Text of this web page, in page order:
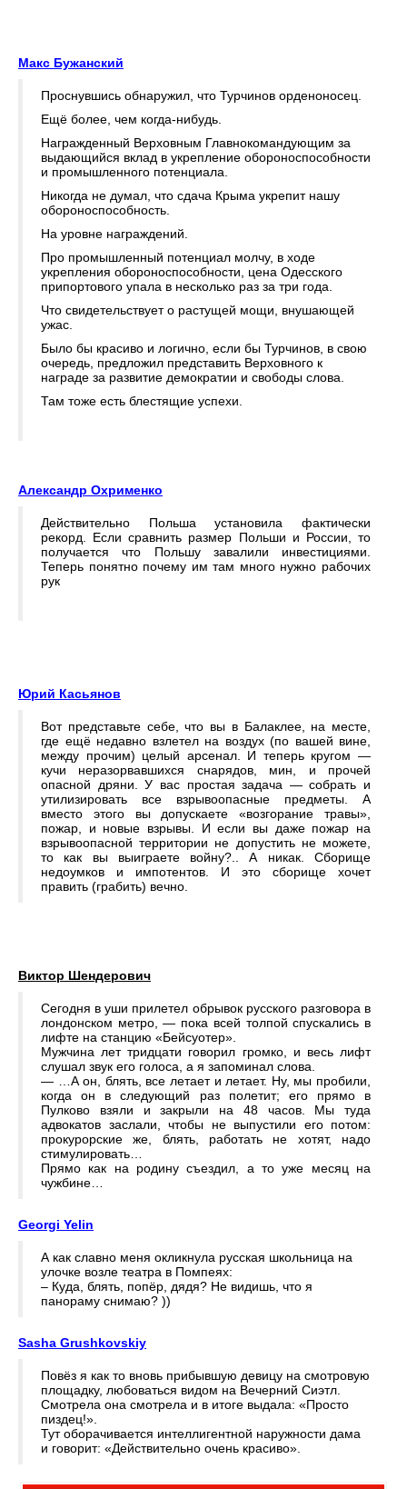
Макс Бужанский
Проснувшись обнаружил, что Турчинов орденоносец.
Ещё более, чем когда-нибудь.
Награжденный Верховным Главнокомандующим за
выдающийся вклад в укрепление обороноспособности
и промышленного потенциала.
Никогда не думал, что сдача Крыма укрепит нашу
обороноспособность.
На уровне награждений.
Про промышленный потенциал молчу, в ходе
укрепления обороноспособности, цена Одесского
припортового упала в несколько раз за три года.
Что свидетельствует о растущей мощи, внушающей
ужас.
Было бы красиво и логично, если бы Турчинов, в свою
очередь, предложил представить Верховного к
награде за развитие демократии и свободы слова.
Там тоже есть блестящие успехи.
Александр Охрименко
Действительно Польша установила фактически
рекорд. Если сравнить размер Польши и России, то
получается что Польшу завалили инвестициями.
Теперь понятно почему им там много нужно рабочих
рук
Юрий Касьянов
Вот представьте себе, что вы в Балаклее, на месте,
где ещё недавно взлетел на воздух (по вашей вине,
между прочим) целый арсенал. И теперь кругом —
кучи неразорвавшихся снарядов, мин, и прочей
опасной дряни. У вас простая задача — собрать и
утилизировать все взрывоопасные предметы. А
вместо этого вы допускаете «возгорание травы»,
пожар, и новые взрывы. И если вы даже пожар на
взрывоопасной территории не допустить не можете,
то как вы выиграете войну?.. А никак. Сборище
недоумков и импотентов. И это сборище хочет
править (грабить) вечно.
Виктор Шендерович
Сегодня в уши прилетел обрывок русского разговора в
лондонском метро, — пока всей толпой спускались в
лифте на станцию «Бейсуотер».
Мужчина лет тридцати говорил громко, и весь лифт
слушал звук его голоса, а я запоминал слова.
— …А он, блять, все летает и летает. Ну, мы пробили,
когда он в следующий раз полетит; его прямо в
Пулково взяли и закрыли на 48 часов. Мы туда
адвокатов заслали, чтобы не выпустили его потом:
прокурорские же, блять, работать не хотят, надо
стимулировать…
Прямо как на родину съездил, а то уже месяц на
чужбине…
Georgi Yelin
А как славно меня окликнула русская школьница на
улочке возле театра в Помпеях:
– Куда, блять, попёр, дядя? Не видишь, что я
панораму снимаю? ))
Sasha Grushkovskiy
Повёз я как то вновь прибывшую девицу на смотровую
площадку, любоваться видом на Вечерний Сиэтл.
Смотрела она смотрела и в итоге выдала: «Просто
пиздец!».
Тут оборачивается интеллигентной наружности дама
и говорит: «Действительно очень красиво».